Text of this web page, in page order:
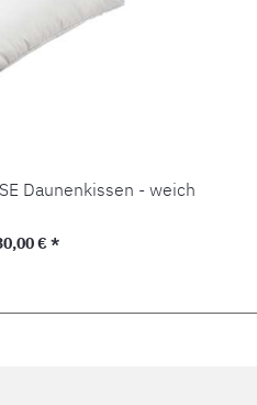
Daunenkissen - weich
Preis:
€ *